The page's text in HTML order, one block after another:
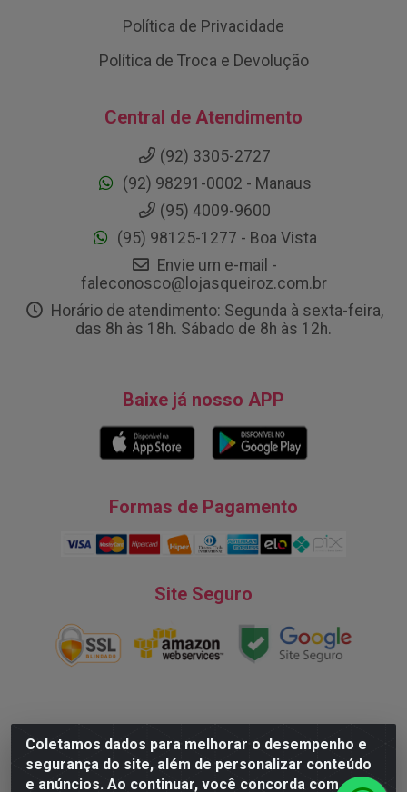
Coletamos dados para melhorar o desempenho e
segurança do site, além de personalizar conteúdo
e anúncios. Ao continuar, você concorda com
Política de Privacidade
Política de Troca e Devolução
Central de Atendimento
(92) 3305-2727
(92) 98291-0002 - Manaus
(95) 4009-9600
(95) 98125-1277 - Boa Vista
Envie um e-mail -
faleconosco@lojasqueiroz.com.br
Horário de atendimento: Segunda à sexta-feira,
das 8h às 18h. Sábado de 8h às 12h.
Baixe já nosso APP
Formas de Pagamento
Site Seguro
Natureza Comércio de Descartáveis LTDA - Endereço: Av. do
Turismo, 28, Tarumã - CNPJ:08.038.545/0001-07 © 2016
Todos dos direitos reservados.